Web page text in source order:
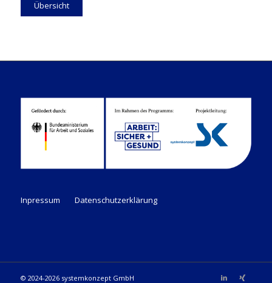
Übersicht
Inpressum Datenschutzerklärung
© 2024-2026 systemkonzept GmbH